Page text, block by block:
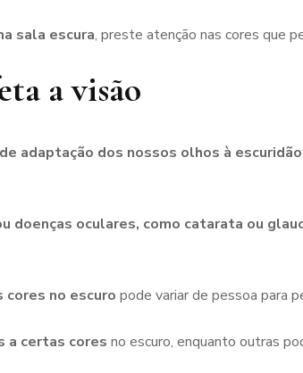
sala escura, preste atenção nas cores que
a visão
adaptação dos nossos olhos à
doenças oculares, como catarata ou
no escuro pode variar de pessoa para
a certas cores no escuro, enquanto outras